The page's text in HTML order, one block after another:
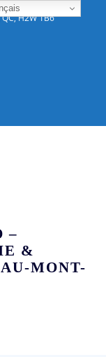
H2W 1B6
–
&
MONT-